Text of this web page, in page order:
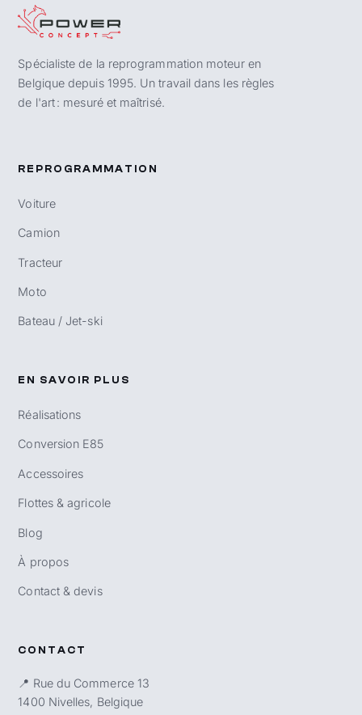
Spécialiste de la reprogrammation moteur en
Belgique depuis 1995. Un travail dans les règles
de l'art : mesuré et maîtrisé.
REPROGRAMMATION
Voiture
Camion
Tracteur
Moto
Bateau / Jet-ski
EN SAVOIR PLUS
Réalisations
Conversion E85
Accessoires
Flottes & agricole
Blog
À propos
Contact & devis
CONTACT
📍 Rue du Commerce 13
1400 Nivelles, Belgique